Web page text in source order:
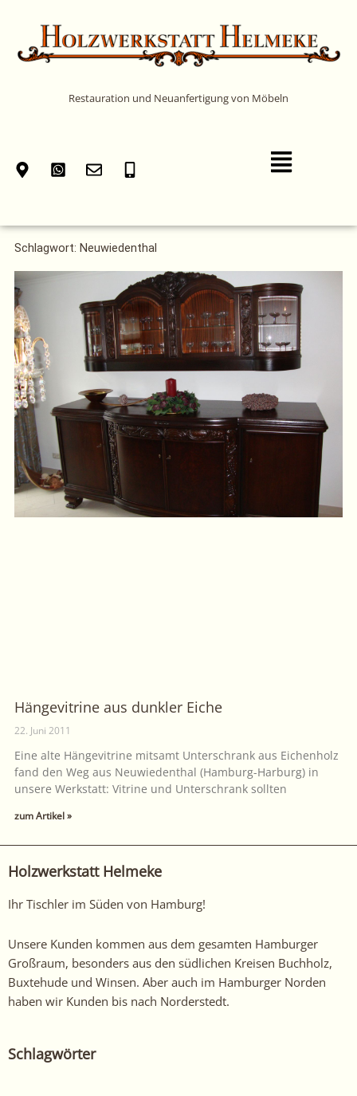
springen
Restauration und Neuanfertigung von Möbeln
Main
Menu
Schlagwort: Neuwiedenthal
Hängevitrine aus dunkler Eiche
22. Juni 2011
Eine alte Hängevitrine mitsamt Unterschrank aus Eichenholz
fand den Weg aus Neuwiedenthal (Hamburg-Harburg) in
unsere Werkstatt: Vitrine und Unterschrank sollten
zum Artikel »
Holzwerkstatt Helmeke
Ihr Tischler im Süden von Hamburg!
Unsere Kunden kommen aus dem gesamten Hamburger
Großraum, besonders aus den südlichen Kreisen Buchholz,
Buxtehude und Winsen. Aber auch im Hamburger Norden
haben wir Kunden bis nach Norderstedt.
Schlagwörter